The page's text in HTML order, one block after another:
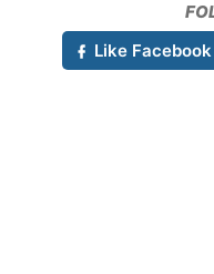
Like Facebook